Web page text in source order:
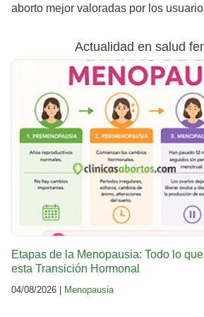
aborto mejor valoradas por los
Actualidad en salud
Etapas de la Menopausia: Todo lo
esta Transición Hormonal
04/08/2026 | Menopausia